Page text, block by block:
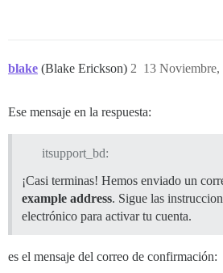
blake (Blake Erickson) 13
2
Ese mensaje en la respuesta:
itsupport_bd:
¡Casi terminas! Hemos enviado un
example address. Sigue las
electrónico para activar tu cuenta.
es el mensaje del correo de confirmación: